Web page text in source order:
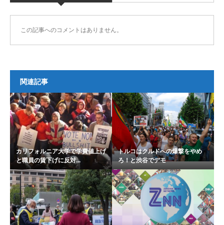
この記事へのコメントはありません。
関連記事
カリフォルニア大学で学費値上げ
と職員の賃下げに反対...
トルコはクルドへの爆撃をやめ
ろ！と渋谷でデモ